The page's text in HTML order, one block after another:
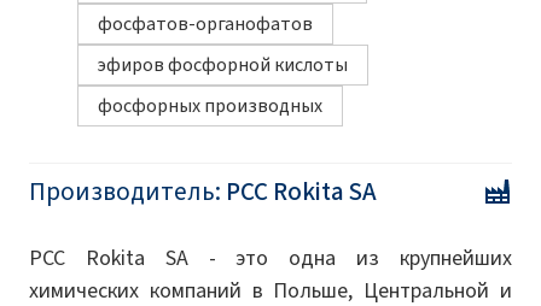
фосфатов-органофатов
эфиров фосфорной кислоты
фосфорных производных
Производитель: PCC Rokita SA
PCC Rokita SA - это одна из крупнейших
химических компаний в Польше, Центральной и